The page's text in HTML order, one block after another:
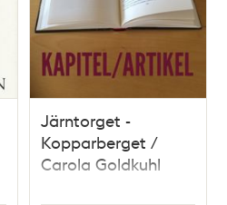
Järntorget -
Kopparberget /
Carola Goldkuhl